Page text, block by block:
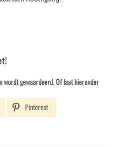
wordt gewaardeerd. Of laat hieronder
Pinterest